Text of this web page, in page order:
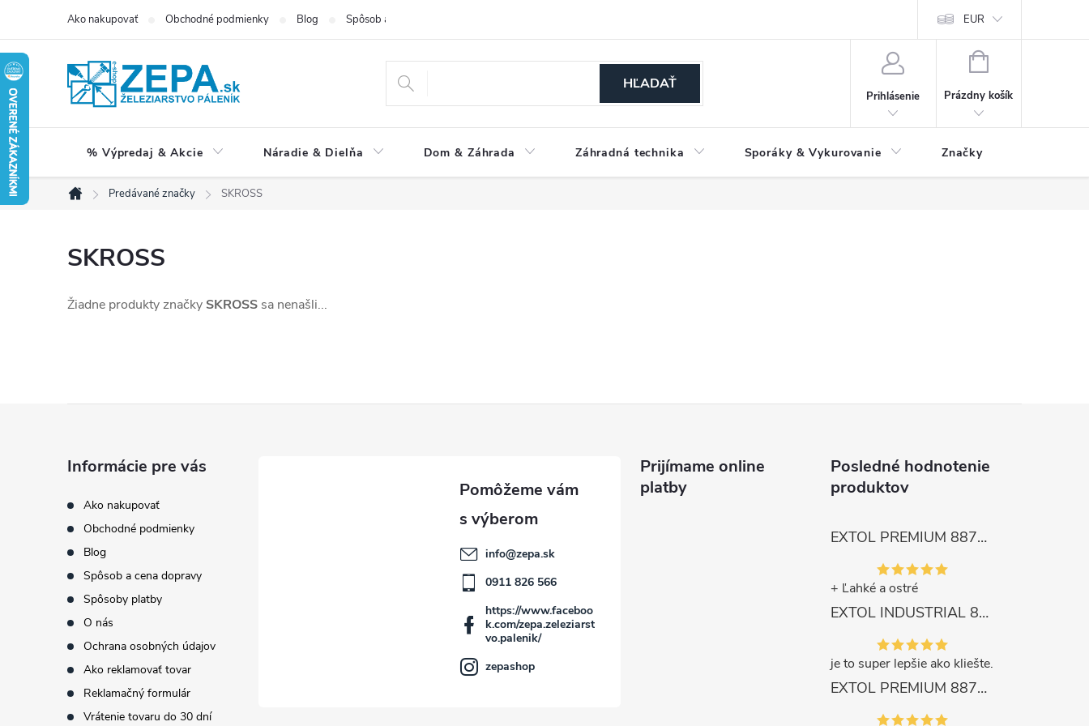
obsah
Ako nakupovať Obchodné podmienky Blog Spôsob a cena dopravy Reklamačný formulár
EUR
HĽADAŤ
Prihlásenie
NÁKUPNÝ
Prázdny košík
% Výpredaj & Akcie Náradie & Dielňa Dom & Záhrada Záhradná technika Sporáky & Vykurovanie Značky
Domov
Predávané značky SKROSS
SKROSS
Žiadne produkty značky SKROSS sa nenašli...
Informácie pre vás
Ako nakupovať
Obchodné podmienky
Blog
Spôsob a cena dopravy
Spôsoby platby
O nás
Ochrana osobných údajov
Ako reklamovať tovar
Reklamačný formulár
Vrátenie tovaru do 30 dní
info@zepa.sk
0911 826 566
https://www.faceboo
k.com/zepa.zeleziarst
vo.palenik/
zepashop
Prijímame online
platby
Posledné hodnotenie
produktov
EXTOL PREMIUM 8872105 Nožnice záhradnícke dlhé úzke, 200mm, max. prestrih Ø6mm
+ Ľahké a ostré
EXTOL INDUSTRIAL 8791861 Viazač armatúr aku Share20V, bez aku, drôt 0,8mm, oko 8-34mm, bezuhlíkový motor
je to super lepšie ako kliešte.
EXTOL PREMIUM 8871287 Sekera štiepacia 3500g, nylónová násada 910mm